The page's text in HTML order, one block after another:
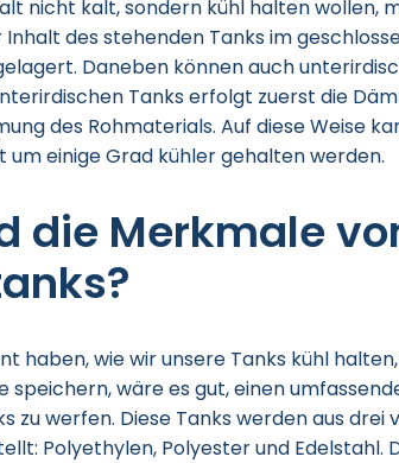
nicht kalt, sondern kühl halten wollen,
des stehenden Tanks im
Daneben können auch
Tanks erfolgt zuerst die
des Rohmaterials. Auf diese Weise
einige Grad kühler gehalten werden.
die Merkmale
haben, wie wir unsere Tanks kühl
speichern, wäre es gut, einen
zu werfen. Diese Tanks werden aus drei
Polyethylen, Polyester und Edelstahl.